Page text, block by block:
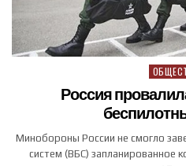
Posted
Россия
Минобороны России не смогло
систем (ВБС) запланированное